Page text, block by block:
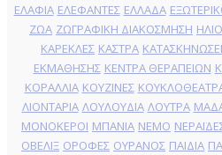
ΕΛΑΦΙΑ ΕΛΕΦΑΝΤΕΣ ΕΛΛΑΔΑ
ΖΩΑ ΖΩΓΡΑΦΙΚΗ ΔΙΑΚΟΣΜΗΣΗ
ΚΑΡΕΚΛΕΣ ΚΑΣΤΡΑ
ΕΚΜΑΘΗΣΗΣ ΚΕΝΤΡΑ ΘΕΡΑΠΕΙΩΝ
ΚΟΡΑΛΛΙΑ ΚΟΥΖΙΝΕΣ
ΛΙΟΝΤΑΡΙΑ ΛΟΥΛΟΥΔΙΑ ΛΟΥΤΡΑ
ΜΟΝΟΚΕΡΟΙ ΜΠΑΝΙΑ ΝΕΜΟ
ΟΒΕΛΙΞ ΟΡΟΦΕΣ ΟΥΡΑΝΟΣ ΠΑΙΔΙΑ